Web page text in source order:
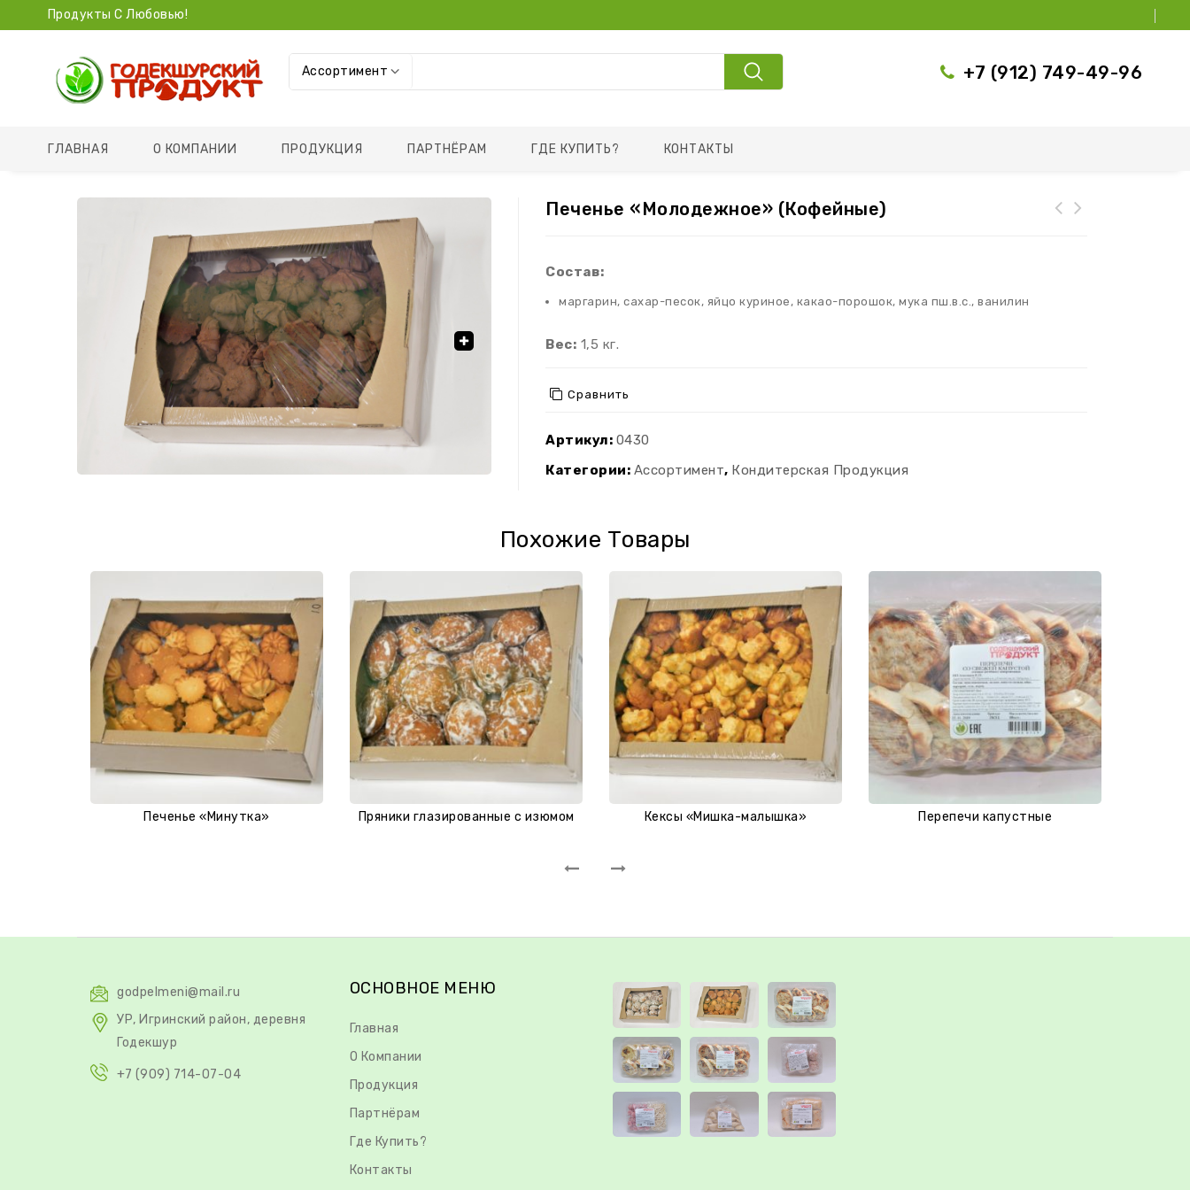
Продукты С Любовью!
Ассортимент +7 (912) 749-49-96
ГЛАВНАЯ О КОМПАНИИ ПРОДУКЦИЯ ПАРТНЁРАМ ГДЕ КУПИТЬ? КОНТАКТЫ
Печенье «Молодежное» (кофейные)
Состав:
маргарин, сахар-песок, яйцо куриное, какао-порошок, мука пш.в.с., ванилин
Вес: 1,5 кг.
Сравнить
Артикул: 0430
Категории: Ассортимент, Кондитерская Продукция
Похожие Товары
Печенье «Минутка» Пряники глазированные с изюмом Кексы «Мишка-малышка» Перепечи капустные
godpelmeni@mail.ru
УР, Игринский район, деревня
Годекшур
+7 (909) 714-07-04
ОСНОВНОЕ МЕНЮ
Главная
О Компании
Продукция
Партнёрам
Где Купить?
Контакты